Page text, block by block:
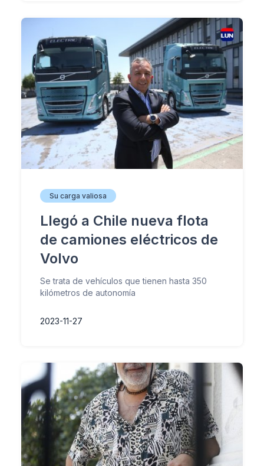
Su carga valiosa
Llegó a Chile nueva flota
de camiones eléctricos de
Volvo
Se trata de vehículos que tienen hasta 350
kilómetros de autonomía
2023-11-27